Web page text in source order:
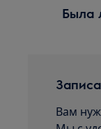
Была
Вам